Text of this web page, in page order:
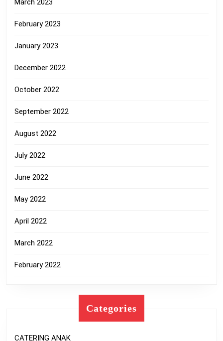
March 2023
February 2023
January 2023
December 2022
October 2022
September 2022
August 2022
July 2022
June 2022
May 2022
April 2022
March 2022
February 2022
Categories
CATERING ANAK